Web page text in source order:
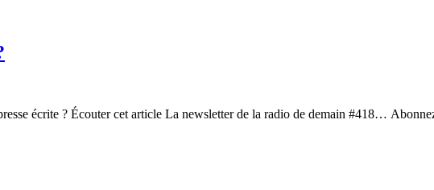
écrite ? Écouter cet article La newsletter de la radio de demain #418…